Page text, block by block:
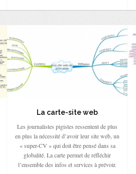
La carte-site web
Les journalistes pigistes ressentent de plus
en plus la nécessité d’avoir leur site web, un
« super-CV » qui doit être pensé dans sa
globalité. La carte permet de réfléchir
l’ensemble des infos et services à prévoir.